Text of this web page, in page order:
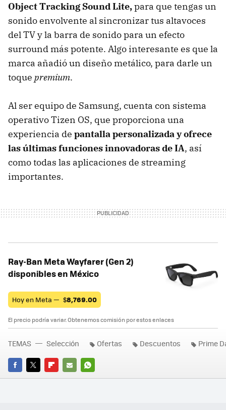
Object Tracking Sound Lite,para que tengas un
sonido envolvente al sincronizar tus altavoces
del TV y la barra de sonido para un efecto
surround más potente. Algo interesante es que la
marca añadió un diseño metálico, para darle un
toque premium.
Al ser equipo de Samsung, cuenta con sistema
operativo Tizen OS, que proporciona una
experiencia de pantalla personalizada y ofrece
las últimas funciones innovadoras de IA, así
como todas las aplicaciones de streaming
importantes.
Ray-Ban Meta Wayfarer (Gen 2)
disponibles en México
Hoy en Meta — $8,769.00
El precio podría variar. Obtenemos comisión por estos enlaces
FACEBOOK
TWITTERFLIPBOARD
E-
WHATSAPP
TEMAS Selección Ofertas Descuentos Prime